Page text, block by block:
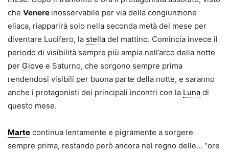
che Venere inosservabile per via della congiunzione
eliaca, riapparirà solo nella seconda metà del mese per
diventare Lucifero, la stella del mattino. Comincia invece il
periodo di visibilità sempre più ampia nell’arco della notte
per Giove e Saturno, che sorgono sempre prima
rendendosi visibili per buona parte della notte, e saranno
anche i protagonisti dei principali incontri con la Luna di
questo mese.
Marte continua lentamente e pigramente a sorgere
sempre prima, restando però ancora nel regno delle… “ore